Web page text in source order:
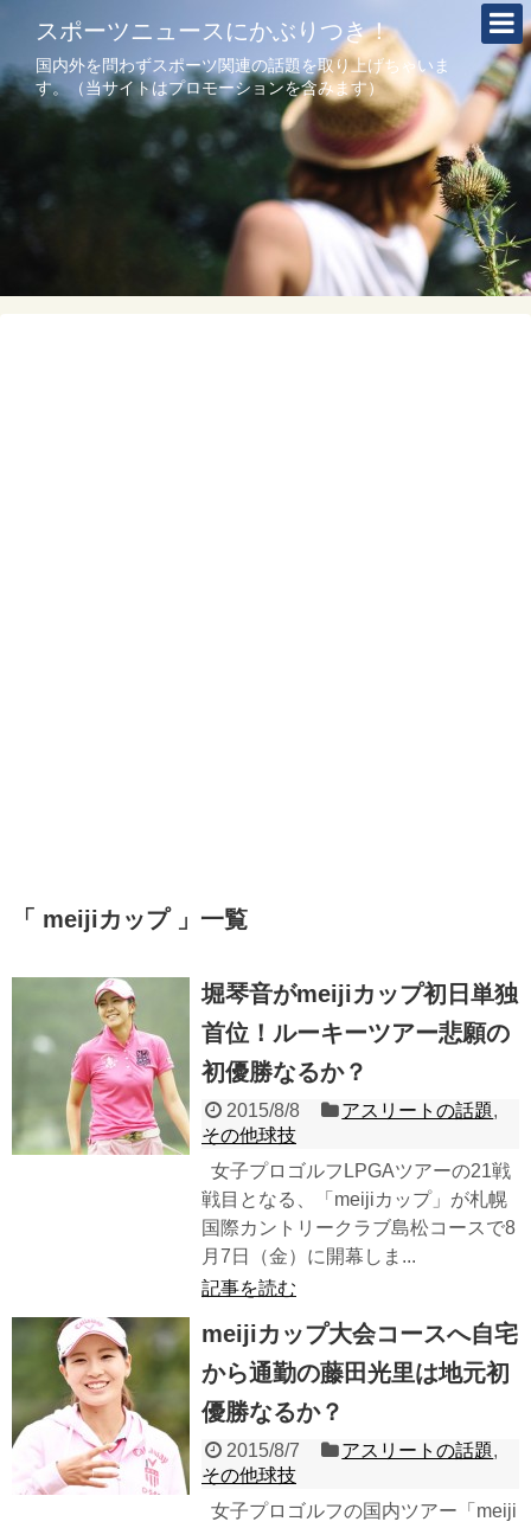
スポーツニュースにかぶりつき！
国内外を問わずスポーツ関連の話題を取り上げちゃいま
す。（当サイトはプロモーションを含みます）
「 meijiカップ 」一覧
堀琴音がmeijiカップ初日単独
首位！ルーキーツアー悲願の
初優勝なるか？
2015/8/8 アスリートの話題,
その他球技
女子プロゴルフLPGAツアーの21戦
戦目となる、「meijiカップ」が札幌
国際カントリークラブ島松コースで8
月7日（金）に開幕しま...
記事を読む
meijiカップ大会コースへ自宅
から通勤の藤田光里は地元初
優勝なるか？
2015/8/7 アスリートの話題,
その他球技
女子プロゴルフの国内ツアー「meiji